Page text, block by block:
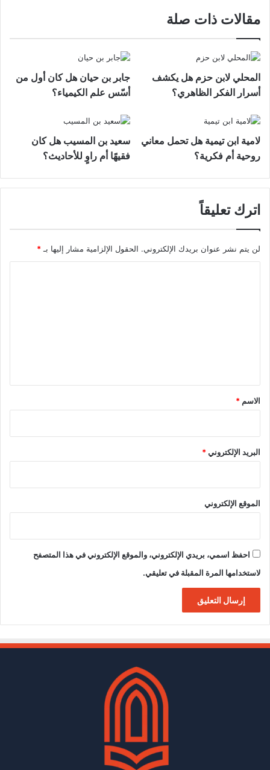
مقالات ذات صلة
المحلي لابن حزم هل يكشف
أسرار الفكر الظاهري؟
جابر بن حيان هل كان أول من
أسّس علم الكيمياء؟
لامية ابن تيمية هل تحمل معاني
روحية أم فكرية؟
سعيد بن المسيب هل كان
فقيهًا أم راوٍ للأحاديث؟
اترك تعليقاً
لن يتم نشر عنوان بريدك الإلكتروني. الحقول الإلزامية مشار إليها بـ *
*
الاسم *
البريد الإلكتروني*
الموقع الإلكتروني
احفظ اسمي، بريدي الإلكتروني، والموقع الإلكتروني في هذا المتصفح
لاستخدامها المرة المقبلة في تعليقي.